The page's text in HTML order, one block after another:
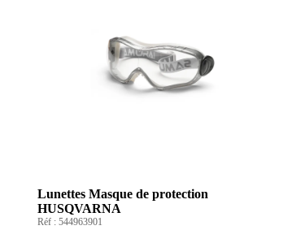
Lunettes Masque de protection
HUSQVARNA
Réf : 544963901